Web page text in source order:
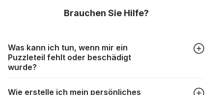
Brauchen Sie Hilfe?
Was kann ich tun, wenn mir ein
Puzzleteil fehlt oder beschädigt
wurde?
Wie erstelle ich mein persönliches